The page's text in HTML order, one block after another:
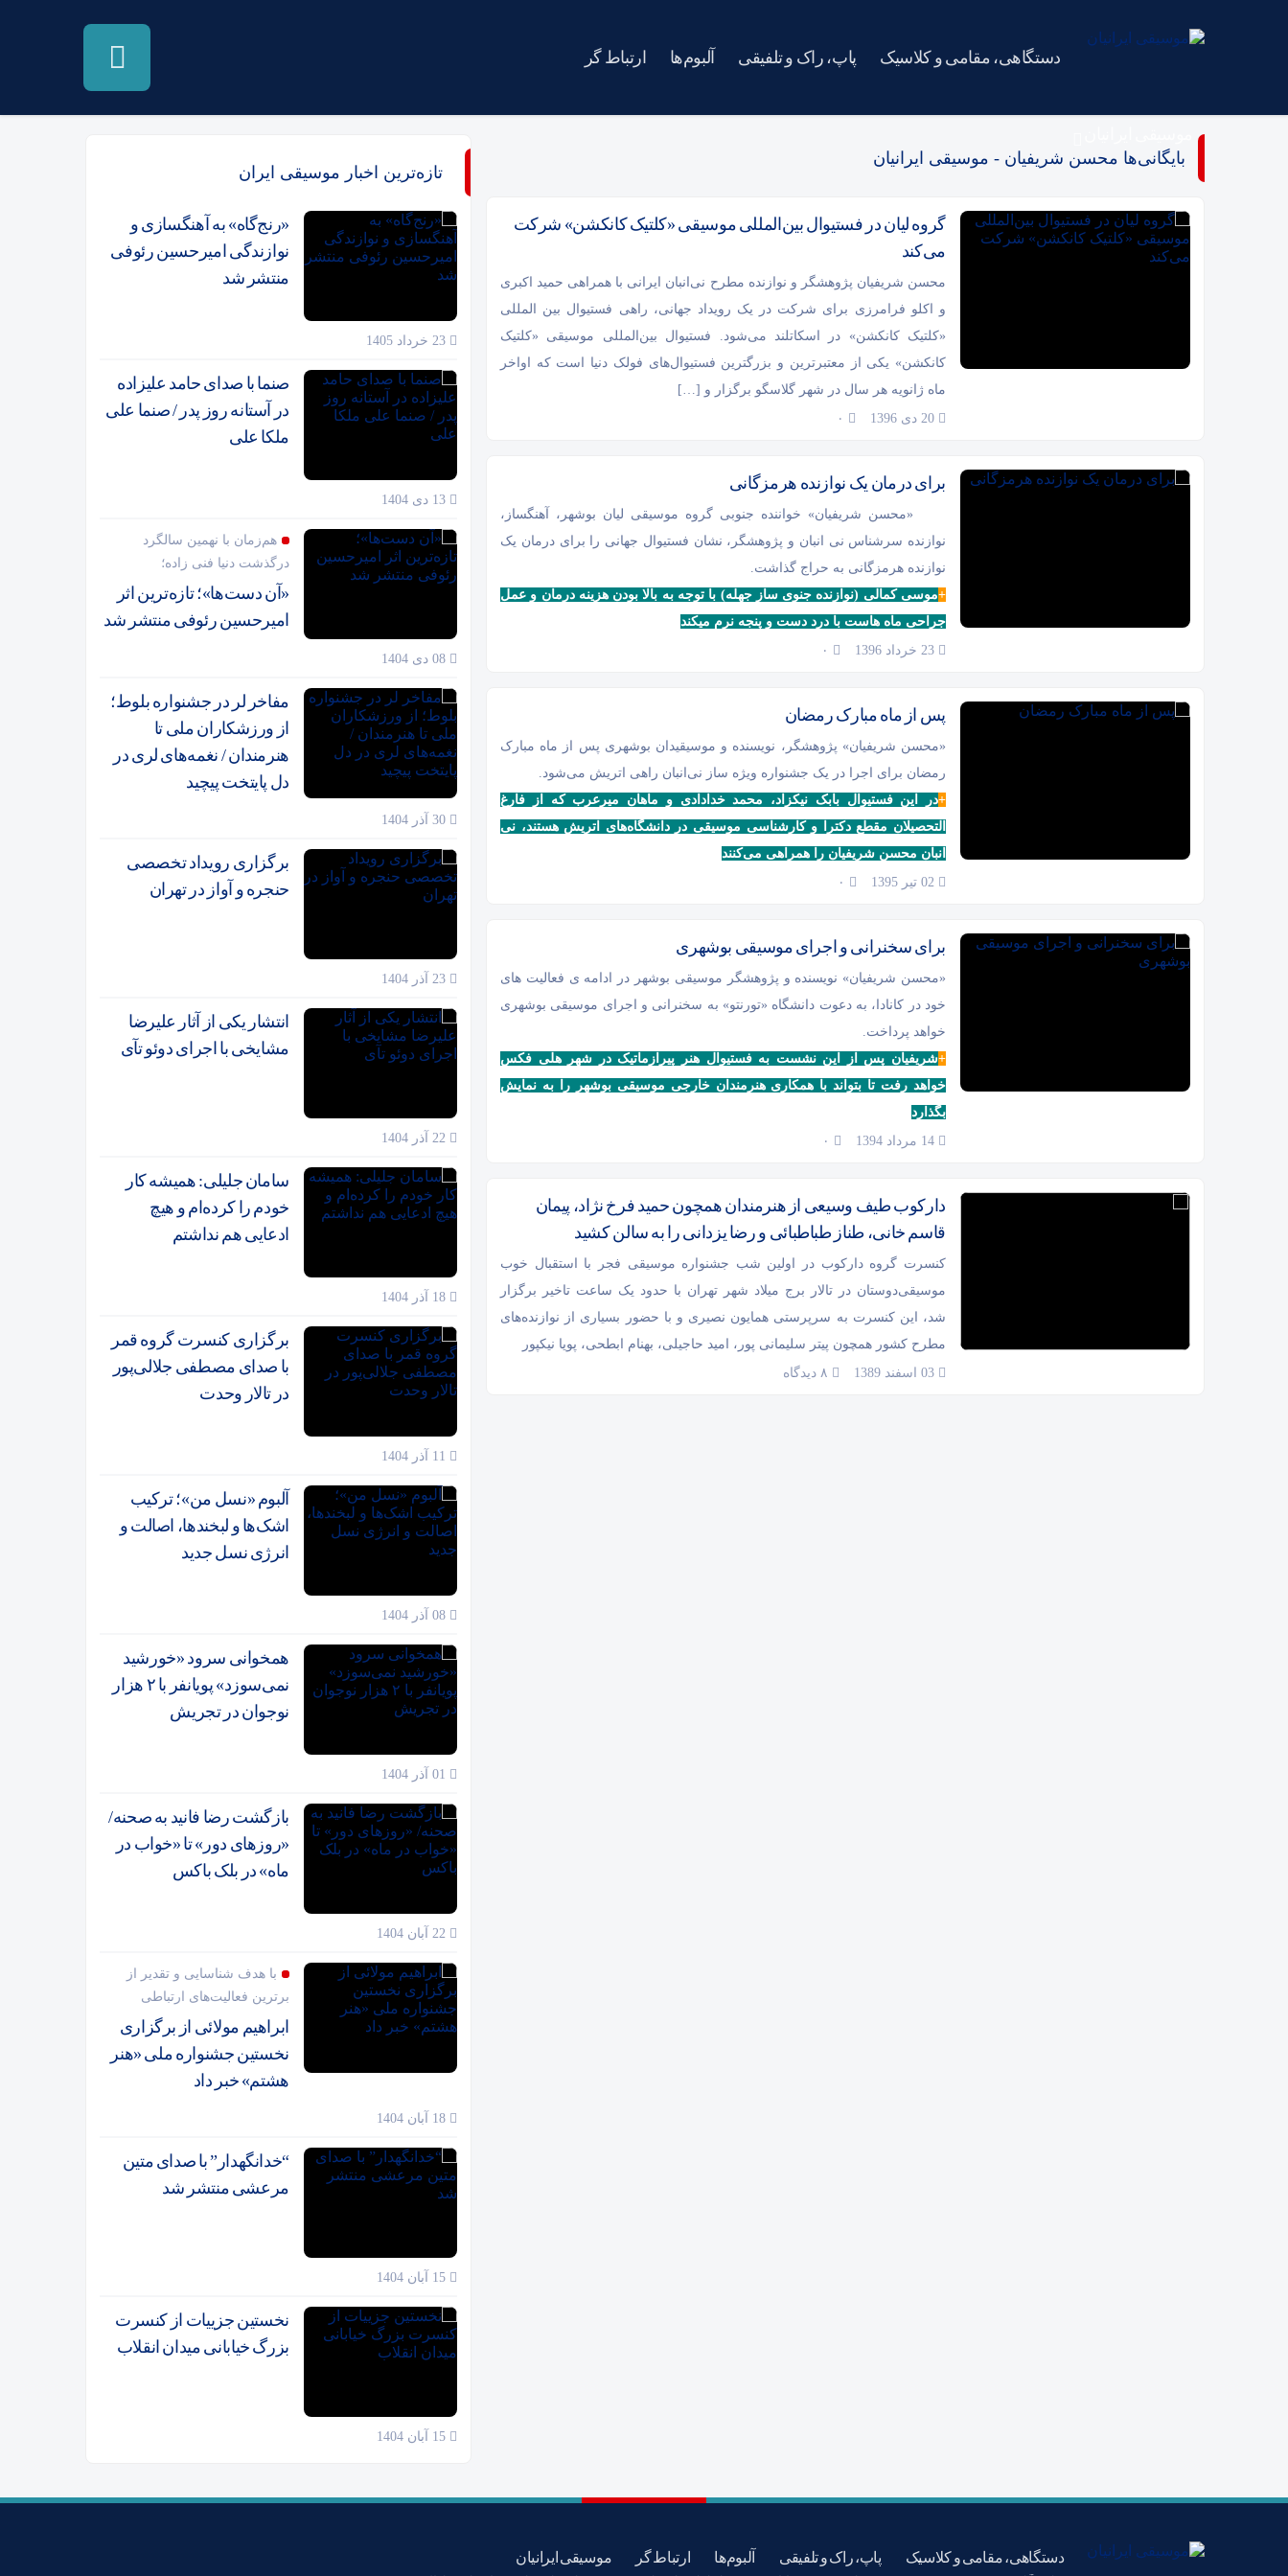
دستگاهی، مقامی و کلاسیک پاپ، راک و تلفیقی آلبوم‌ها ارتباط گر
بایگانی‌ها محسن شریفیان - موسیقی ایرانیان
گروه لیان در فستیوال بین‌المللى موسیقى «کلتیک کانکشن» شرکت
می‌کند
محسن شریفیان پژوهشگر و نوازنده مطرح نى‌انبان ایرانى با همراهى حمید اکبرى
و اکلو فرامرزى براى شرکت در یک رویداد جهانى، راهى فستیوال بین المللى
«کلتیک کانکشن» در اسکاتلند مى‌شود. فستیوال بین‌المللى موسیقى «کلتیک
کانکشن» یکى از معتبرترین و بزرگترین فستیوال‌هاى فولک دنیا است که اواخر
ماه ژانویه هر سال در شهر گلاسگو برگزار و […]
۰
براى درمان یک نوازنده هرمزگانى
«محسن شریفیان» خواننده جنوبی گروه موسیقی لیان بوشهر، آهنگساز،
نوازنده سرشناس نی انبان و پژوهشگر، نشان فستیوال جهانى را براى درمان یک
نوازنده هرمزگانى به حراج گذاشت.
+موسی کمالی (نوازنده جنوی ساز جهله) با توجه به بالا بودن هزینه درمان و عمل
جراحی ماه هاست با درد دست و پنجه نرم میکند
۰
پس از ماه مبارک رمضان
«محسن شریفیان» پژوهشگر، نویسنده و موسیقیدان بوشهری پس از ماه مبارک
رمضان براى اجرا در یک جشنواره ویژه ساز نى‌انبان راهى اتریش مى‌شود.
+در این فستیوال بابک نیکزاد، محمد خدادادى و ماهان میرعرب که از فارغ
التحصیلان مقطع دکترا و کارشناسى موسیقى در دانشگاه‌هاى اتریش هستند، نی
انبان محسن شریفیان را همراهی می‌کنند
۰
برای سخنرانى و اجراى موسیقى بوشهرى
«محسن شریفیان» نویسنده و پژوهشگر موسیقى بوشهر در ادامه ى فعالیت هاى
خود در کانادا، به دعوت دانشگاه «تورنتو» به سخنرانى و اجراى موسیقى بوشهرى
خواهد پرداخت.
+شریفیان پس از این نشست به فستیوال هنر پیرازماتیک در شهر هلى فکس
خواهد رفت تا بتواند با همکارى هنرمندان خارجى موسیقى بوشهر را به نمایش
بگذارد
۰
دارکوب طیف وسیعی از هنرمندان همچون حمید فرخ نژاد، پیمان
قاسم خانی، طناز طباطبائی و رضا یزدانی را به سالن کشید
کنسرت گروه دارکوب در اولین شب جشنواره موسیقی فجر با استقبال خوب
موسیقی‌دوستان در تالار برج میلاد شهر تهران با حدود یک ساعت تاخیر برگزار
شد، این کنسرت به سرپرستی همایون نصیری و با حضور بسیاری از نوازنده‌های
مطرح کشور همچون پیتر سلیمانی پور، امید حاجیلی، بهنام ابطحی، پویا نیکپور
۸ دیدگاه
تازه‌ترین اخبار موسیقی ایران
«رنج‌گاه» به آهنگسازی و
نوازندگی امیرحسین رئوفی
منتشر شد
صنما با صدای حامد علیزاده
در آستانه روز پدر / صنما علی
ملکا علی
هم‌زمان با نهمین سالگرد
درگذشت دنیا فنی زاده؛
«آن دست‌ها»؛ تازه‌ترین اثر
امیرحسین رئوفی منتشر شد
مفاخر لر در جشنواره بلوط؛
از ورزشکاران ملی تا
هنرمندان / نغمه‌های لری در
دل پایتخت پیچید
برگزاری رویداد تخصصی
حنجره و آواز در تهران
انتشار یکی از آثار علیرضا
مشایخی با اجرای دوئو تآی
سامان جلیلی: همیشه کار
خودم را کرده‌ام و هیچ
ادعایی هم نداشتم
برگزاری کنسرت گروه قمر
با صدای مصطفی جلالی‌پور
در تالار وحدت
آلبوم «نسل من»؛ ترکیب
اشک‌ها و لبخندها، اصالت و
انرژی نسل جدید
همخوانی سرود «خورشید
نمی‌سوزد» پویانفر با ۲ هزار
نوجوان در تجریش
بازگشت رضا فانید به صحنه/
«روزهای دور» تا «خواب در
ماه» در بلک باکس
با هدف شناسایی و تقدیر از
برترین فعالیت‌های ارتباطی
ابراهیم مولائی از برگزاری
نخستین جشنواره ملی «هنر
هشتم» خبر داد
“خدانگهدار” با صدای متین
مرعشی منتشر شد
نخستین جزییات از کنسرت
بزرگ خیابانی میدان انقلاب
دستگاهی، مقامی و کلاسیک پاپ، راک و تلفیقی آلبوم‌ها ارتباط گر موسیقی ایرانیان